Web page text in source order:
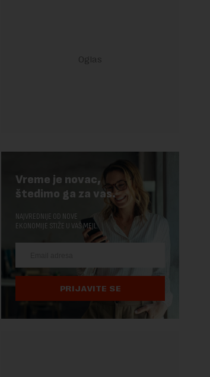
Vreme je novac,
štedimo ga za vas.
NAJVREDNIJE OD NOVE
EKONOMIJE STIŽE U VAŠ MEJL.
PRIJAVITE SE